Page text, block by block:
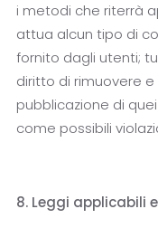
i metodi che riterrà
attua alcun tipo di
fornito dagli utenti;
diritto di rimuovere
pubblicazione di
come possibili
8. Leggi applicabili